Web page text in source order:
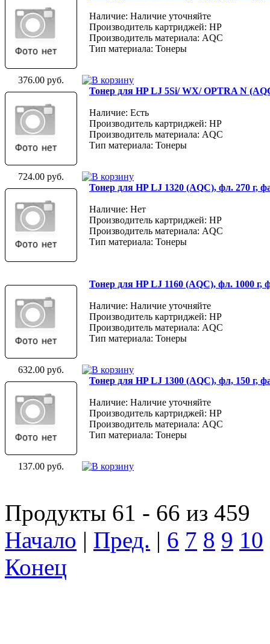
Наличие: Наличие уточняйте
Производитель картриджей: HP
Производитель материала: AQC
Тип материала: Тонеры
376.00 руб.
Тонер для HP LJ 5Si/ WX/ OPTRA N
Наличие: Есть
Производитель картриджей: HP
Производитель материала: AQC
Тип материала: Тонеры
724.00 руб.
Тонер для HP LJ 1320 (AQC), фл. 270 г,
Наличие: Нет
Производитель картриджей: HP
Производитель материала: AQC
Тип материала: Тонеры
Тонер для HP LJ 1160 (AQC), фл. 1000 г,
Наличие: Наличие уточняйте
Производитель картриджей: HP
Производитель материала: AQC
Тип материала: Тонеры
632.00 руб.
Тонер для HP LJ 1300 (AQC), фл, 150 г,
Наличие: Наличие уточняйте
Производитель картриджей: HP
Производитель материала: AQC
Тип материала: Тонеры
137.00 руб.
Продукты 61 - 66 из 459
Начало | Пред. | 6 7 8 9 10
Конец